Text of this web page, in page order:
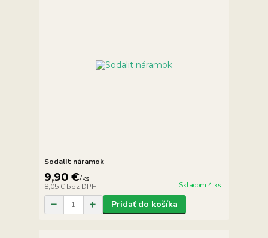
Sodalit náramok
9,90 €/ks
8,05 € bez DPH Skladom 4 ks
Pridať do košíka